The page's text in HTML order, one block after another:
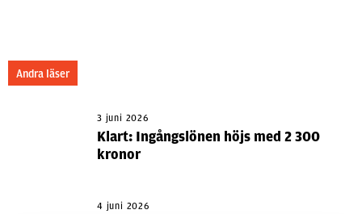
Andra läser
3 juni 2026
Klart: Ingångslönen höjs med 2 300
kronor
4 juni 2026